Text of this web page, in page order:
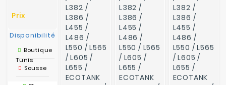
Prix
Disponibilité
Boutique
Tunis
Sousse
L382 /
L386 /
L455 /
L486 /
L550 / L565
/ L605 /
L655 /
ECOTANK
L382 /
L386 /
L455 /
L486 /
L550 / L565
/ L605 /
L655 /
ECOTANK
L382 /
L386 /
L455 /
L486 /
L550 / L565
/ L605 /
L655 /
ECOTANK